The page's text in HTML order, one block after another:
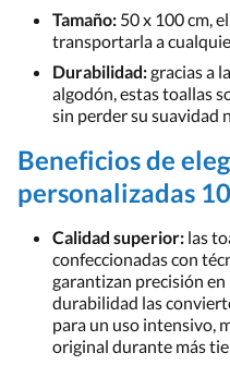
Tamaño: 50 x 100 cm,
transportarla a
Durabilidad:gracias a
algodón, estas toallas
sin perder su suavidad
Beneficios de
personalizadas
Calidad superior: las
confeccionadas con
garantizan precisión en
durabilidad las
para un uso intensivo,
original durante más